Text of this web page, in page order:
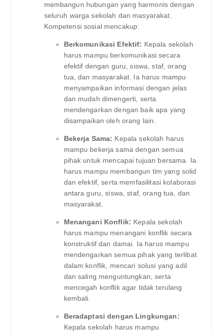
membangun hubungan yang harmonis dengan
seluruh warga sekolah dan masyarakat.
Kompetensi sosial mencakup:
Berkomunikasi Efektif: Kepala sekolah
harus mampu berkomunikasi secara
efektif dengan guru, siswa, staf, orang
tua, dan masyarakat. Ia harus mampu
menyampaikan informasi dengan jelas
dan mudah dimengerti, serta
mendengarkan dengan baik apa yang
disampaikan oleh orang lain.
Bekerja Sama: Kepala sekolah harus
mampu bekerja sama dengan semua
pihak untuk mencapai tujuan bersama. Ia
harus mampu membangun tim yang solid
dan efektif, serta memfasilitasi kolaborasi
antara guru, siswa, staf, orang tua, dan
masyarakat.
Menangani Konflik: Kepala sekolah
harus mampu menangani konflik secara
konstruktif dan damai. Ia harus mampu
mendengarkan semua pihak yang terlibat
dalam konflik, mencari solusi yang adil
dan saling menguntungkan, serta
mencegah konflik agar tidak terulang
kembali.
Beradaptasi dengan Lingkungan:
Kepala sekolah harus mampu